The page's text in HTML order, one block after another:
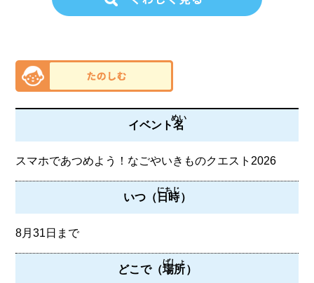
イベント名
めい
スマホであつめよう！なごやいきものクエスト2026
いつ（日時
にちじ
）
8月31日まで
どこで（場所
ばしょ
）